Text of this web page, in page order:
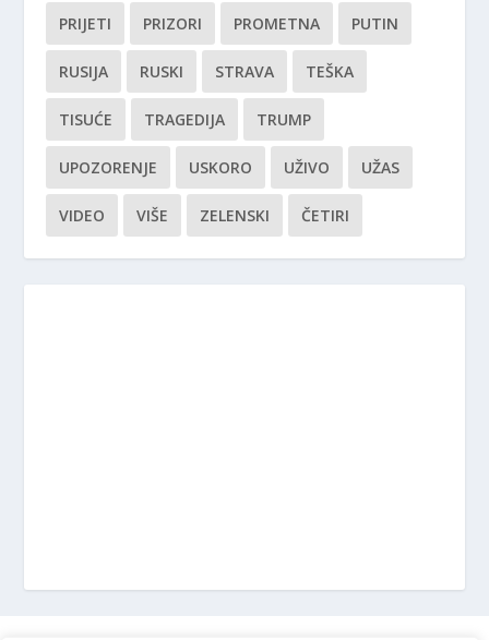
PRIJETI PRIZORI PROMETNA PUTIN
RUSIJA RUSKI STRAVA TEŠKA
TISUĆE TRAGEDIJA TRUMP
UPOZORENJE USKORO UŽIVO UŽAS
VIDEO VIŠE ZELENSKI ČETIRI